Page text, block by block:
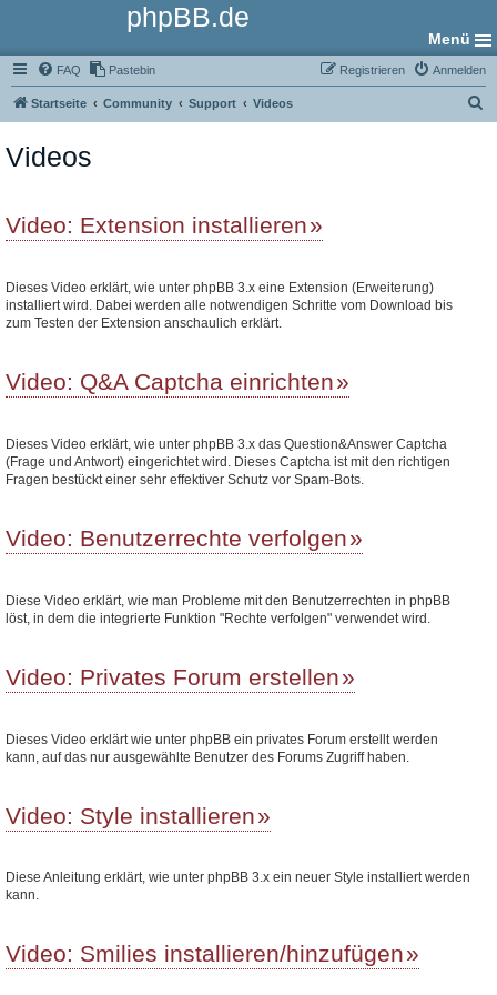
phpBB.de
Menü
FAQ Pastebin Anmelden
Registrieren
Startseite Community Support Videos
Videos
Video: Extension installieren
Dieses Video erklärt, wie unter phpBB 3.x eine Extension (Erweiterung)
installiert wird. Dabei werden alle notwendigen Schritte vom Download bis
zum Testen der Extension anschaulich erklärt.
Video: Q&A Captcha einrichten
Dieses Video erklärt, wie unter phpBB 3.x das Question&Answer Captcha
(Frage und Antwort) eingerichtet wird. Dieses Captcha ist mit den richtigen
Fragen bestückt einer sehr effektiver Schutz vor Spam-Bots.
Video: Benutzerrechte verfolgen
Diese Video erklärt, wie man Probleme mit den Benutzerrechten in phpBB
löst, in dem die integrierte Funktion "Rechte verfolgen" verwendet wird.
Video: Privates Forum erstellen
Dieses Video erklärt wie unter phpBB ein privates Forum erstellt werden
kann, auf das nur ausgewählte Benutzer des Forums Zugriff haben.
Video: Style installieren
Diese Anleitung erklärt, wie unter phpBB 3.x ein neuer Style installiert werden
kann.
Video: Smilies installieren/hinzufügen